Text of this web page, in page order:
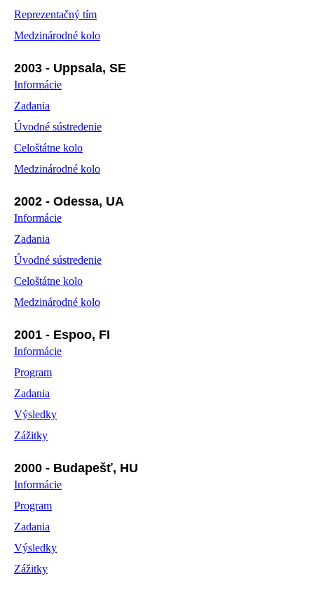
Reprezentačný tím
Medzinárodné kolo
2003 - Uppsala, SE
Informácie
Zadania
Úvodné sústredenie
Celoštátne kolo
Medzinárodné kolo
2002 - Odessa, UA
Informácie
Zadania
Úvodné sústredenie
Celoštátne kolo
Medzinárodné kolo
2001 - Espoo, FI
Informácie
Program
Zadania
Výsledky
Zážitky
2000 - Budapešť, HU
Informácie
Program
Zadania
Výsledky
Zážitky